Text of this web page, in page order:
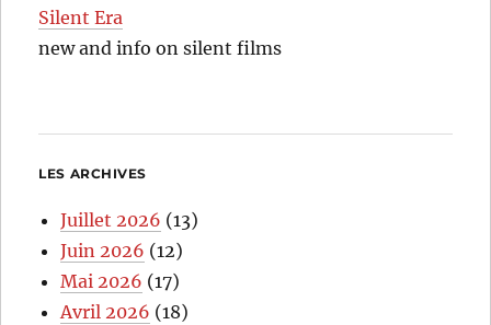
Silent Era
new and info on silent films
LES ARCHIVES
Juillet 2026 (13)
Juin 2026 (12)
Mai 2026 (17)
Avril 2026 (18)